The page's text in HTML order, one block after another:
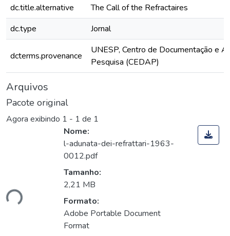
dc.title.alternative
The Call of the Refractaires
dc.type
Jornal
dcterms.provenance
UNESP, Centro de Documentação e
Pesquisa (CEDAP)
Arquivos
Pacote original
Agora exibindo 1 - 1 de 1
Nome:
l-adunata-dei-refrattari-1963-
0012.pdf
Tamanho:
2,21 MB
Formato:
Adobe Portable Document
Format